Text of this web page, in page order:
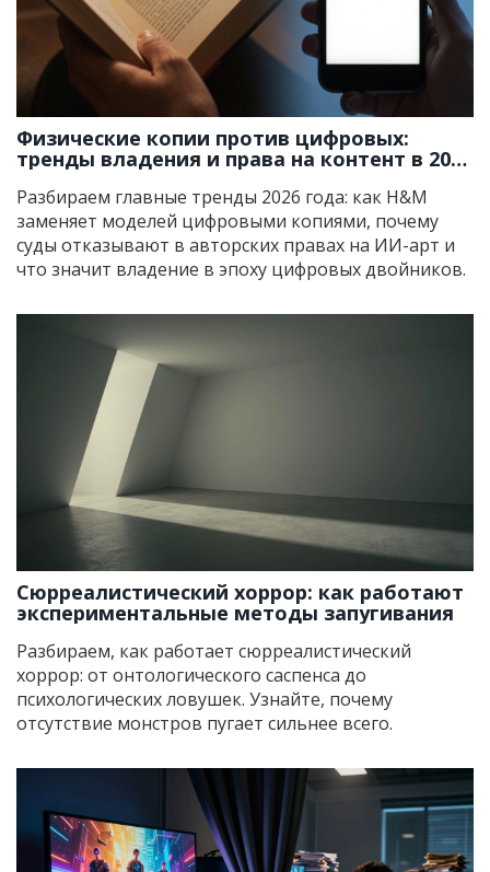
Физические копии против цифровых:
тренды владения и права на контент в 2026
Разбираем главные тренды 2026 года: как H&M
заменяет моделей цифровыми копиями, почему
суды отказывают в авторских правах на ИИ-арт и
что значит владение в эпоху цифровых двойников.
Сюрреалистический хоррор: как работают
экспериментальные методы запугивания
Разбираем, как работает сюрреалистический
хоррор: от онтологического саспенса до
психологических ловушек. Узнайте, почему
отсутствие монстров пугает сильнее всего.